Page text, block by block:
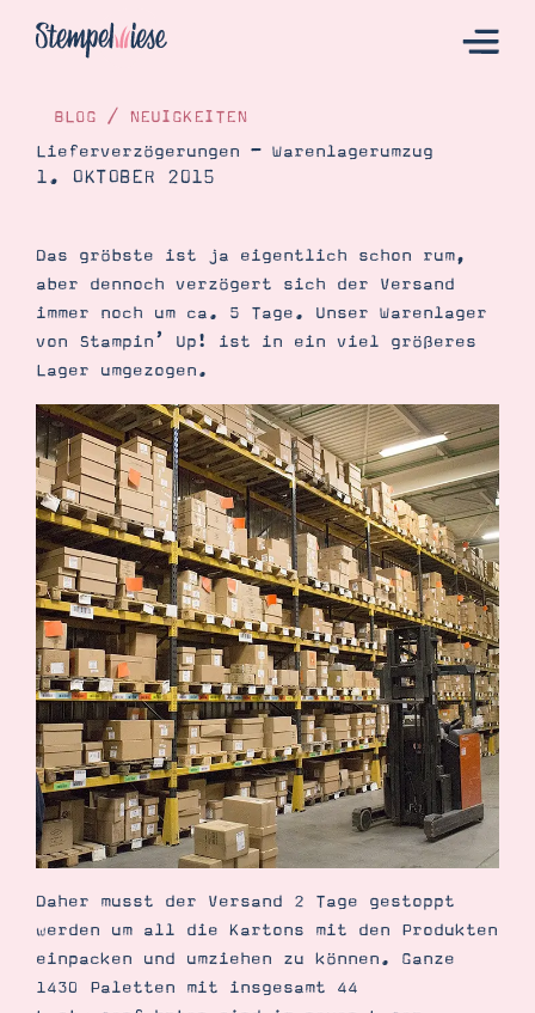
Katalog
Bestellen
Kontakt
Angebote
Demonstrator werden
Blog
Gutscheine
Produkte erklärt
Über mich
Über Stampin’ Up!
Tipps & Tricks
Ordnungstipps
BLOG / NEUIGKEITEN
Lieferverzögerungen – Warenlagerumzug
1. OKTOBER 2015
Das gröbste ist ja eigentlich schon rum,
aber dennoch verzögert sich der Versand
immer noch um ca. 5 Tage. Unser Warenlager
von Stampin’ Up! ist in ein viel größeres
Lager umgezogen.
Daher musst der Versand 2 Tage gestoppt
werden um all die Kartons mit den Produkten
einpacken und umziehen zu können. Ganze
1430 Paletten mit insgesamt 44